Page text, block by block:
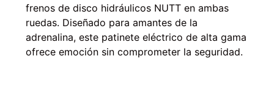
frenos de disco hidráulicos NUTT en ambas
ruedas. Diseñado para amantes de la
adrenalina, este patinete eléctrico de alta gama
ofrece emoción sin comprometer la seguridad.